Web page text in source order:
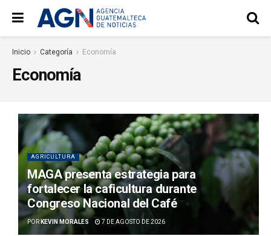
Inicio Categoría Economía
Economía
AGRICULTURA
MAGA presenta estrategia para
fortalecer la caficultura durante
Congreso Nacional del Café
POR KEVIN MORALES 7 DE AGOSTO DE 2026